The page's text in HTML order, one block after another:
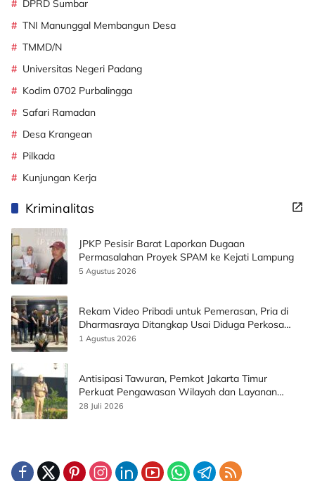
DPRD Sumbar
TNI Manunggal Membangun Desa
TMMD/N
Universitas Negeri Padang
Kodim 0702 Purbalingga
Safari Ramadan
Desa Krangean
Pilkada
Kunjungan Kerja
Kriminalitas
JPKP Pesisir Barat Laporkan Dugaan
Permasalahan Proyek SPAM ke Kejati Lampung
5 Agustus 2026
Rekam Video Pribadi untuk Pemerasan, Pria di
Dharmasraya Ditangkap Usai Diduga Perkosa
Korban
1 Agustus 2026
Antisipasi Tawuran, Pemkot Jakarta Timur
Perkuat Pengawasan Wilayah dan Layanan
Publik
28 Juli 2026